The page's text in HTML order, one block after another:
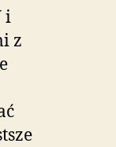
i
z